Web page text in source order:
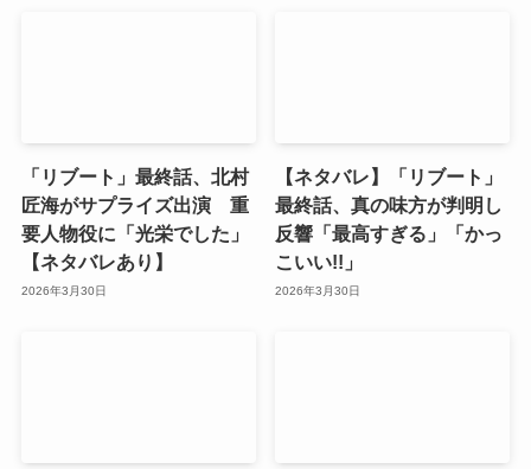
「リブート」最終話、北村
匠海がサプライズ出演 重
要人物役に「光栄でした」
【ネタバレあり】
2026年3月30日
【ネタバレ】「リブート」
最終話、真の味方が判明し
反響「最高すぎる」「かっ
こいい!!」
2026年3月30日